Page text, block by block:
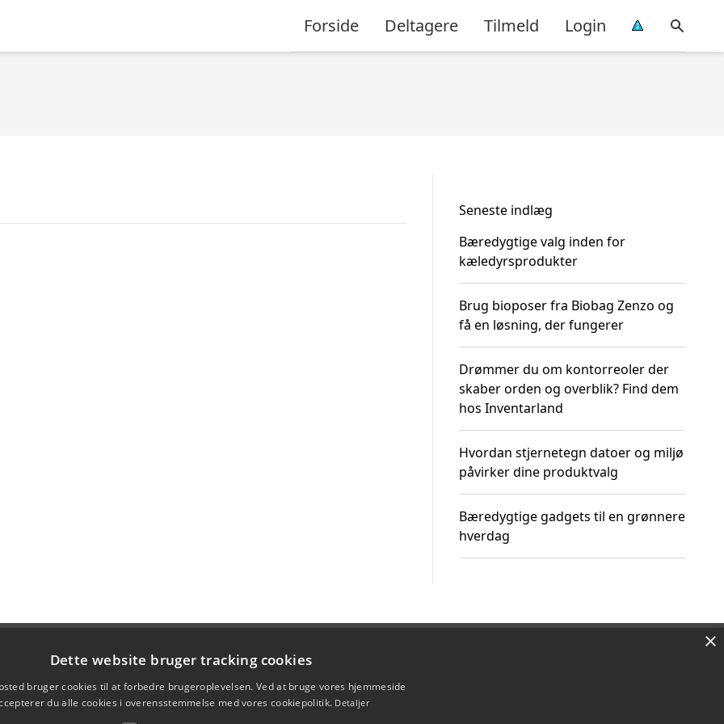
Forside Deltagere Tilmeld Login
Seneste indlæg
Bæredygtige valg inden for
kæledyrsprodukter
Brug bioposer fra Biobag Zenzo og
få en løsning, der fungerer
Drømmer du om kontorreoler der
skaber orden og overblik? Find dem
hos Inventarland
Hvordan stjernetegn datoer og miljø
påvirker dine produktvalg
Bæredygtige gadgets til en grønnere
hverdag
×
Dette website bruger tracking cookies
bruger cookies til at forbedre brugeroplevelsen. Ved at bruge vores hjemmeside
du alle cookies i overensstemmelse med vores cookiepolitik. Detaljer